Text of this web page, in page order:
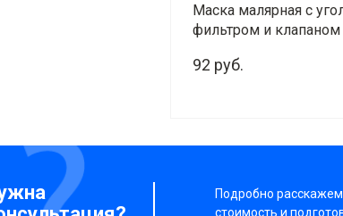
Маска малярная с
фильтром и клапаном
92 руб.
Подробно расскажем
стоимость и